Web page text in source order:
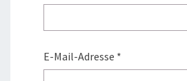
E-Mail-Adresse *